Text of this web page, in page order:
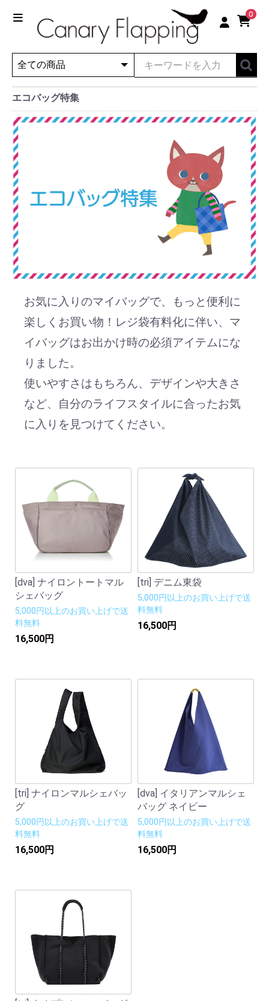
0
エコバッグ特集
お気に入りのマイバッグで、もっと便利に
楽しくお買い物！レジ袋有料化に伴い、マ
イバッグはお出かけ時の必須アイテムにな
りました。
使いやすさはもちろん、デザインや大きさ
など、自分のライフスタイルに合ったお気
に入りを見つけてください。
[dva] ナイロントートマル
シェバッグ
5,000円以上のお買い上げで送
料無料
16,500円
[tri] デニム東袋
5,000円以上のお買い上げで送
料無料
16,500円
[tri] ナイロンマルシェバッ
グ
5,000円以上のお買い上げで送
料無料
16,500円
[dva] イタリアンマルシェ
バッグ ネイビー
5,000円以上のお買い上げで送
料無料
16,500円